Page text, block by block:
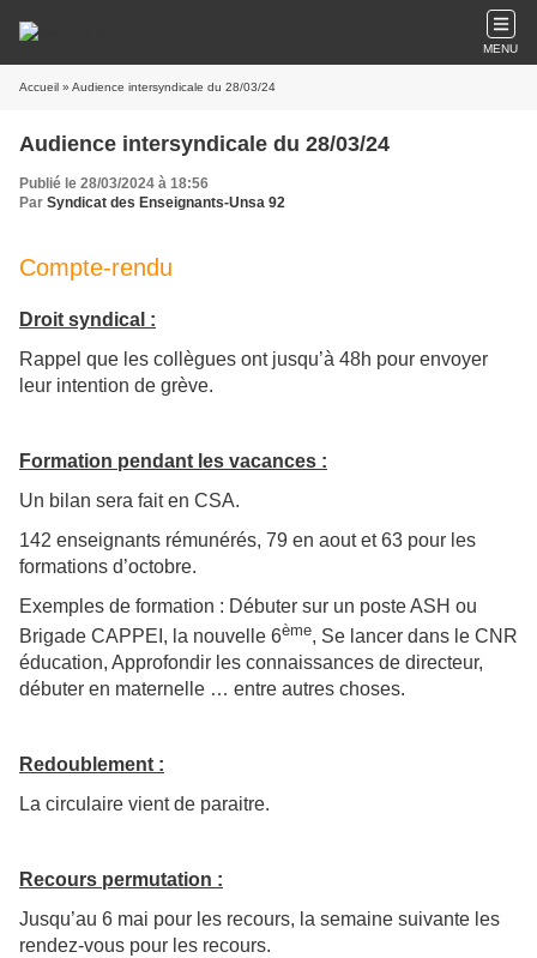
MENU
Accueil » Audience intersyndicale du 28/03/24
Audience intersyndicale du 28/03/24
Publié le 28/03/2024 à 18:56
Par Syndicat des Enseignants-Unsa 92
Compte-rendu
Droit syndical :
Rappel que les collègues ont jusqu’à 48h pour envoyer
leur intention de grève.
Formation pendant les vacances :
Un bilan sera fait en CSA.
142 enseignants rémunérés, 79 en aout et 63 pour les
formations d’octobre.
Exemples de formation : Débuter sur un poste ASH ou
Brigade CAPPEI, la nouvelle 6ème, Se lancer dans le CNR
éducation, Approfondir les connaissances de directeur,
débuter en maternelle … entre autres choses.
Redoublement :
La circulaire vient de paraitre.
Recours permutation :
Jusqu’au 6 mai pour les recours, la semaine suivante les
rendez-vous pour les recours.